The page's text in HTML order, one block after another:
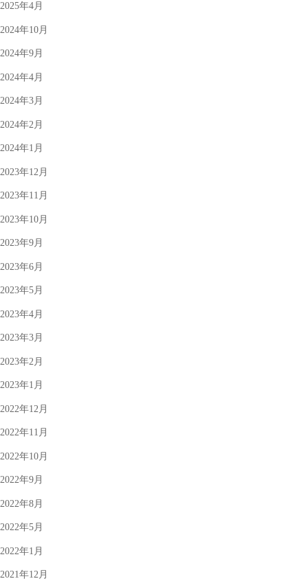
2025年4月
2024年10月
2024年9月
2024年4月
2024年3月
2024年2月
2024年1月
2023年12月
2023年11月
2023年10月
2023年9月
2023年6月
2023年5月
2023年4月
2023年3月
2023年2月
2023年1月
2022年12月
2022年11月
2022年10月
2022年9月
2022年8月
2022年5月
2022年1月
2021年12月